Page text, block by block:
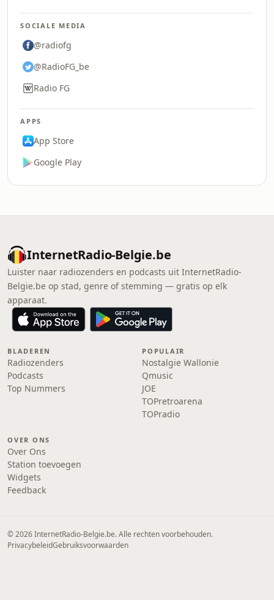
SOCIALE MEDIA
@radiofg
@RadioFG_be
Radio FG
APPS
App Store
Google Play
InternetRadio-Belgie.be
Luister naar radiozenders en podcasts uit InternetRadio-
Belgie.be op stad, genre of stemming — gratis op elk
apparaat.
BLADEREN
Radiozenders
Podcasts
Top Nummers
POPULAIR
Nostalgie Wallonie
Qmusic
JOE
TOPretroarena
TOPradio
OVER ONS
Over Ons
Station toevoegen
Widgets
Feedback
© 2026 InternetRadio-Belgie.be. Alle rechten voorbehouden.
PrivacybeleidGebruiksvoorwaarden